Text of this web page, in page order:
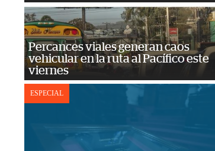
Percances viales generan caos
vehicular en la ruta al Pacífico este
viernes
ESPECIAL